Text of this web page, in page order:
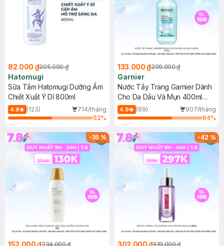
82.000 ₫205.000 ₫
Hatomugi
Sữa Tắm Hatomugi Dưỡng Ẩm
Chiết Xuất Ý Dĩ 800ml
4.9 (123)
714/tháng
52%
133.000 ₫209.000 ₫
Garnier
Nước Tẩy Trang Garnier Dành
Cho Da Dầu Và Mụn 400ml
(Mới)
4.9 (69)
907/tháng
64%
-35%
152.000 ₫234.000 ₫
-42%
302.000 ₫519.000 ₫